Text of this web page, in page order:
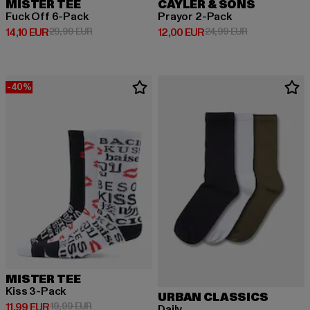
MISTER TEE
Fuck Off 6-Pack
14,10 EUR
Derzeitiger Preis: 14,10 EUR
29,99 EURAktionspreis: 29,99 EUR
CAYLER & SONS
Prayor 2-Pack
12,00 EUR
Derzeitiger Preis: 12,00 EUR
24,99 EURAktionspreis:
-40%
MISTER TEE
Kiss 3-Pack
Derzeitiger Preis: 11,99 EUR
19,99 EURAktionspreis: 19,99 EUR
URBAN CLASSICS